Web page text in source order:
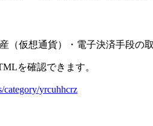
（仮想通貨）・電子決済手段の
を確認できます。
category/yrcuhhcrz